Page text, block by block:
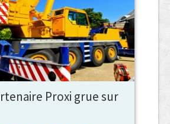
Proxi grue sur